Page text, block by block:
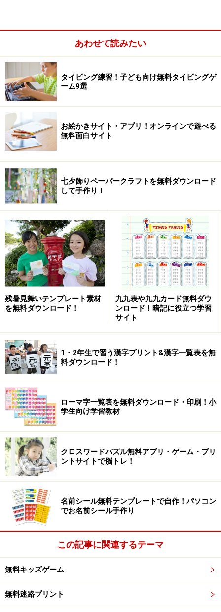
＜手作り七夕飾り・目次＞
ペーパークラフトをキレイに作るポイント
カラフルな短冊が揃う「キッズ@nifty」
短冊や七夕壁面飾り充実「ちびむすドリル」
ミニ七夕飾りペーパークラフト「笹徳印刷」
パーク」
パワポで作る七夕テンプレート「マイクロソフト楽
しもうOffice」
Youtubeで解説「仙台七夕まつり公式サイト」
織姫・彦星も「京都地主神社の七夕特集」
七夕飾りの折り紙が充実「おりがみくらぶ」
ペーパークラフトの七夕飾りをキレイに作
るポイント
短冊やペーパークラフトには、家電量販店などで市販さ
れている厚手のプリント用紙（ペーパークラフト用な
ど）が適しています。コピー用紙のような薄い紙にプリ
ントした場合には、裏から厚紙で補強しておきましょ
う。
笹に飾りつける場合は、中に針金が入ったモールを用意
やすく便利です。モールは100円ショップで手に入りま
す。
あわせて読みたい
タイピング練習！子ども向け無料タイピングゲ
ーム9選
お絵かきサイト・アプリ！オンラインで遊べる
無料面白サイト
七夕飾りペーパークラフトを無料ダウンロード
して手作り！
残暑見舞いテンプレート素材
を無料ダウンロード！
九九表や九九カード無料ダウ
ンロード！暗記に役立つ学習
サイト
1・2年生で習う漢字プリント&漢字一覧表を無
料ダウンロード！
ローマ字一覧表を無料ダウンロード・印刷！小
学生向け学習教材
クロスワードパズル無料アプリ・ゲーム・プリ
ントサイトで脳トレ！
名前シール無料テンプレートで自作！パソコン
でお名前シール手作り
この記事に関連するテーマ
無料キッズゲーム
無料迷路プリント